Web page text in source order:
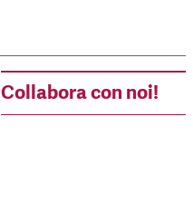
Collabora con noi!